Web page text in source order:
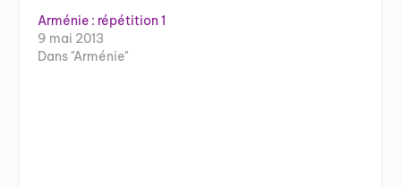
Arménie : répétition 1
9 mai 2013
Dans "Arménie"